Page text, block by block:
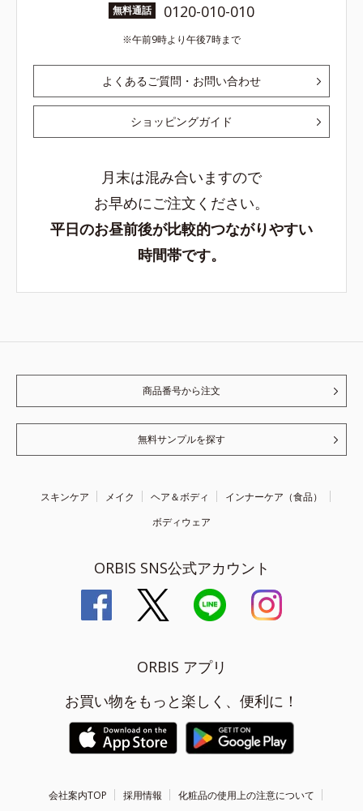
無料通話 0120-010-010
午前9時より午後7時まで
よくあるご質問・お問い合わせ
ショッピングガイド
月末は混み合いますので
お早めにご注文ください。
平日のお昼前後が比較的つながりやすい
時間帯です。
商品番号から注文
無料サンプルを探す
スキンケア メイク ヘア＆ボディ
インナーケア（食品）
ボディウェア
ORBIS SNS公式アカウント
ORBIS アプリ
お買い物をもっと楽しく、便利に！
会社案内TOP 採用情報 化粧品の使用上の注意について